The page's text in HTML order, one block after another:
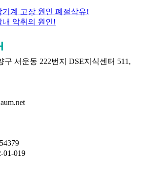
기계 고장 원인 폐절삭유!
내 악취의 원인!
구 서운동 222번지 DSE지식센터 511,
01-019